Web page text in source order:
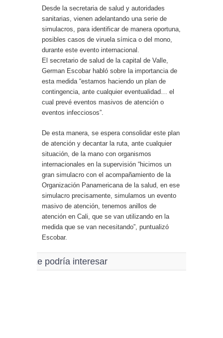
Desde la secretaria de salud y autoridades
sanitarias, vienen adelantando una serie de
simulacros, para identificar de manera oportuna,
posibles casos de viruela símica o del mono,
durante este evento internacional.
El secretario de salud de la capital de Valle,
German Escobar habló sobre la importancia de
esta medida “estamos haciendo un plan de
contingencia, ante cualquier eventualidad… el
cual prevé eventos masivos de atención o
eventos infecciosos”.
De esta manera, se espera consolidar este plan
de atención y decantar la ruta, ante cualquier
situación, de la mano con organismos
internacionales en la supervisión “hicimos un
gran simulacro con el acompañamiento de la
Organización Panamericana de la salud, en ese
simulacro precisamente, simulamos un evento
masivo de atención, tenemos anillos de
atención en Cali, que se van utilizando en la
medida que se van necesitando”, puntualizó
Escobar.
Le podría interesar